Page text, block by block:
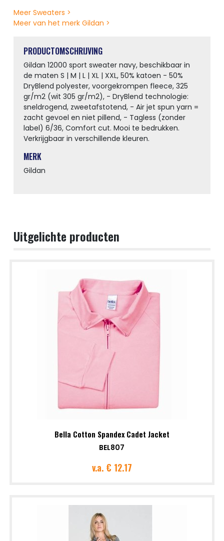
Meer Sweaters >
Meer van het merk Gildan >
PRODUCTOMSCHRIJVING
Gildan 12000 sport sweater navy, beschikbaar in
de maten S | M | L | XL | XXL, 50% katoen - 50%
DryBlend polyester, voorgekrompen fleece, 325
gr/m2 (wit 305 gr/m2), - DryBlend technologie:
sneldrogend, zweetafstotend, - Air jet spun yarn =
zacht gevoel en niet pillend, - Tagless (zonder
label) 6/36, Comfort cut. Mooi te bedrukken.
Verkrijgbaar in verschillende kleuren.
MERK
Gildan
Uitgelichte producten
Bella Cotton Spandex Cadet Jacket
BEL807
v.a.€ 12.17